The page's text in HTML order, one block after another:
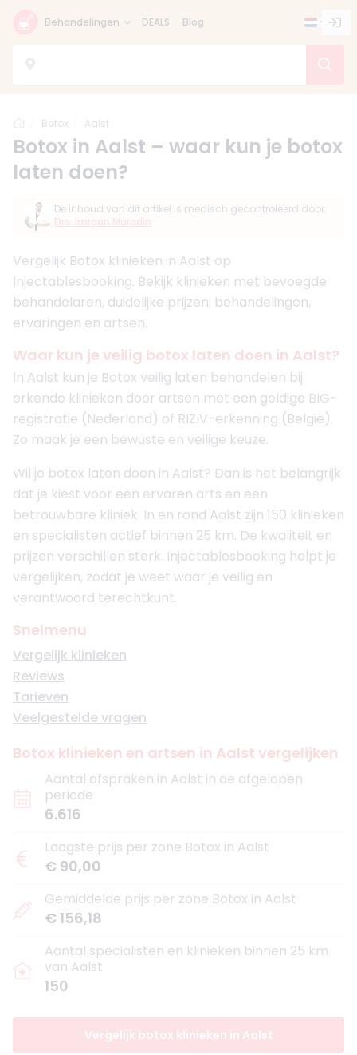
Behandelingen DEALS Blog
Home
Botox Aalst
Botox in Aalst – waar kun je botox
laten doen?
De inhoud van dit artikel is medisch gecontroleerd door:
Drs. Imraan Muradin
Vergelijk Botox klinieken in Aalst op
Injectablesbooking. Bekijk klinieken met bevoegde
behandelaren, duidelijke prijzen, behandelingen,
ervaringen en artsen.
Waar kun je veilig botox laten doen in Aalst?
In Aalst kun je Botox veilig laten behandelen bij
erkende klinieken door artsen met een geldige BIG-
registratie (Nederland) of RIZIV-erkenning (België).
Zo maak je een bewuste en veilige keuze.
Wil je botox laten doen in Aalst? Dan is het belangrijk
dat je kiest voor een ervaren arts en een
betrouwbare kliniek. In en rond Aalst zijn 150 klinieken
en specialisten actief binnen 25 km. De kwaliteit en
prijzen verschillen sterk. Injectablesbooking helpt je
vergelijken, zodat je weet waar je veilig en
verantwoord terechtkunt.
Snelmenu
Vergelijk klinieken
Reviews
Tarieven
Veelgestelde vragen
Botox klinieken en artsen in Aalst vergelijken
Aantal afspraken in Aalst in de afgelopen
periode
6.616
Laagste prijs per zone Botox in Aalst
€ 90,00
Gemiddelde prijs per zone Botox in Aalst
€ 156,18
Aantal specialisten en klinieken binnen 25 km
van Aalst
150
Vergelijk botox klinieken in Aalst